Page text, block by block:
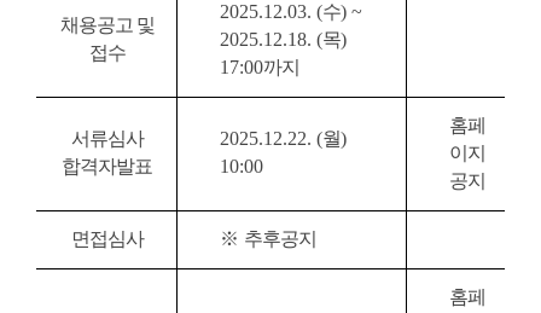
채용공고 및
접수
2025.12.03. (수) ~
2025.12.18. (목)
17:00까지
서류심사
합격자발표
2025.12.22. (월)
10:00
홈페
이지
공지
면접심사 ※ 추후공지
홈페